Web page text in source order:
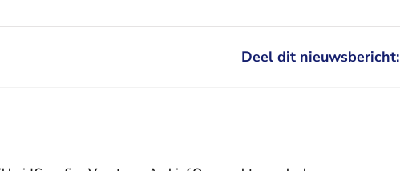
Deel dit nieuwsbericht: